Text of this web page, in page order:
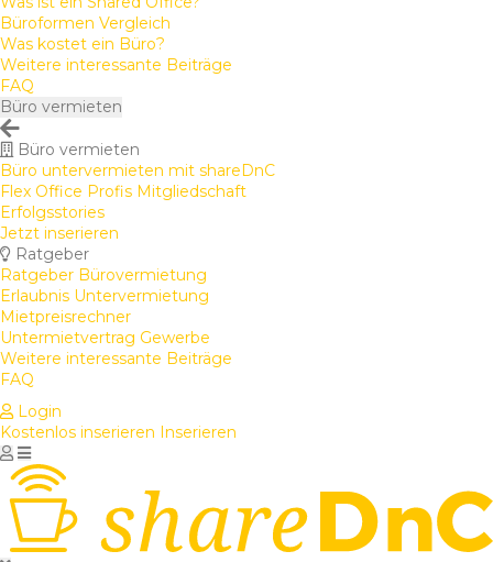
Büroformen Vergleich
Was kostet ein Büro?
Weitere interessante Beiträge
FAQ
Büro vermieten
Büro vermieten
Büro untervermieten mit shareDnC
Flex Office Profis Mitgliedschaft
Erfolgsstories
Jetzt inserieren
Ratgeber
Ratgeber Bürovermietung
Erlaubnis Untervermietung
Mietpreisrechner
Untermietvertrag Gewerbe
Weitere interessante Beiträge
FAQ
Login
Kostenlos inserieren Inserieren